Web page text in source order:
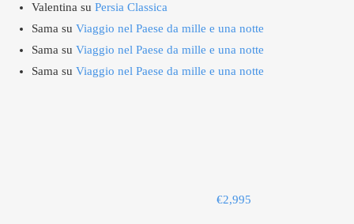
Valentina su Persia Classica
Sama su Viaggio nel Paese da mille e una notte
Sama su Viaggio nel Paese da mille e una notte
Sama su Viaggio nel Paese da mille e una notte
€2,995